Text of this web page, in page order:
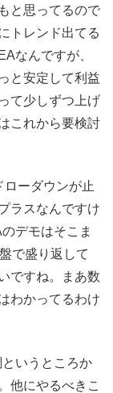
と思ってるので
トレンド出てる
なんですが、
と安定して利益
て少しずつ上げ
これから要検討
ーダウンが止
ラスなんですけ
デモはそこま
で盛り返して
ですね。まあ数
わかってるわけ
いうところか
他にやるべきこ